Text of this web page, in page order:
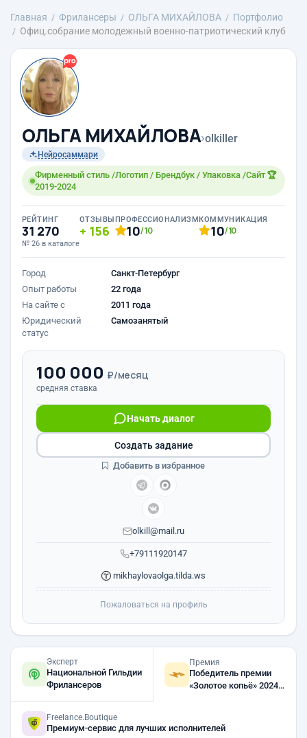
Главная Фрилансеры ОЛЬГА МИХАЙЛОВА
Портфолио
Офиц.собрание молодежный военно-патриотический клуб
ОЛЬГА МИХАЙЛОВА›olkiller
Нейросаммари
Фирменный стиль /Логотип / Брендбук / Упаковка /Сайт 🏆
2019-2024
РЕЙТИНГ
31 270
№ 26 в каталоге
ОТЗЫВЫ
156
ПРОФЕССИОНАЛИЗМ
10/10
КОММУНИКАЦИЯ
10/10
Город
Санкт-Петербург
Опыт работы
22 года
На сайте с
2011 года
Юридический
статус
Самозанятый
100 000 ₽/месяц
средняя ставка
+79111920147
Начать диалог
olkill@mail.ru
mikhaylovaolga.tilda.ws
Создать задание
Добавить в избранное
Пожаловаться на профиль
Эксперт
Национальной Гильдии
Фрилансеров
Премия
Победитель премии
«Золотое копьё» 2024,
Freelance.Boutique
Премиум-сервис для лучших исполнителей